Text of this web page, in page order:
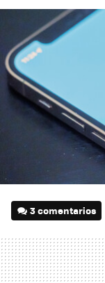
3 comentarios